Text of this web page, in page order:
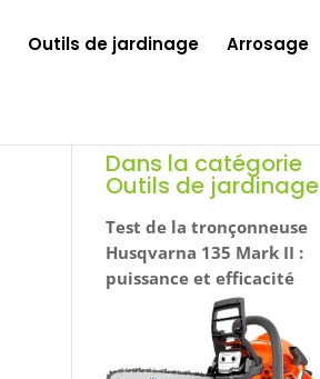
Outils de jardinage Arrosage
Dans la catégorie
Outils de jardinage
Test de la tronçonneuse
Husqvarna 135 Mark II :
puissance et efficacité